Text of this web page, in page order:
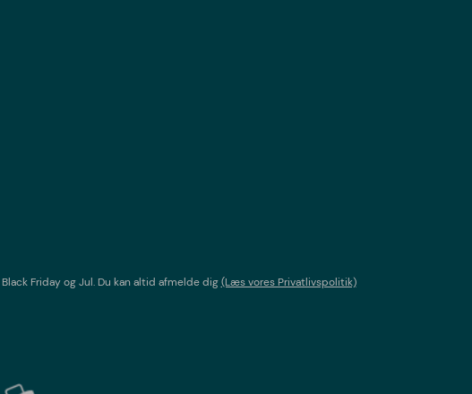
Friday og Jul. Du kan altid afmelde dig(Læs vores Privatlivspolitik)